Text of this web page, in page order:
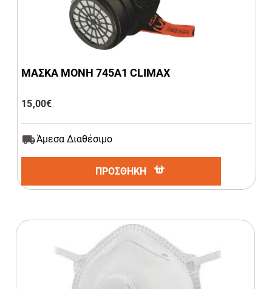
ΜΑΣΚΑ ΜΟΝΗ 745Α1 CLIMAX
15,00€
Άμεσα Διαθέσιμο
ΠΡΟΣΘΗΚΗ